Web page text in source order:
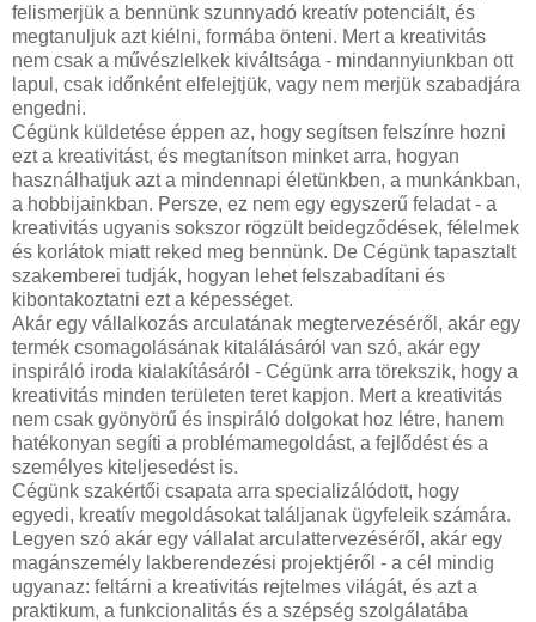
felismerjük a bennünk szunnyadó kreatív potenciált, és
megtanuljuk azt kiélni, formába önteni. Mert a kreativitás
nem csak a művészlelkek kiváltsága - mindannyiunkban ott
lapul, csak időnként elfelejtjük, vagy nem merjük szabadjára
engedni.
Cégünk küldetése éppen az, hogy segítsen felszínre hozni
ezt a kreativitást, és megtanítson minket arra, hogyan
használhatjuk azt a mindennapi életünkben, a munkánkban,
a hobbijainkban. Persze, ez nem egy egyszerű feladat - a
kreativitás ugyanis sokszor rögzült beidegződések, félelmek
és korlátok miatt reked meg bennünk. De Cégünk tapasztalt
szakemberei tudják, hogyan lehet felszabadítani és
kibontakoztatni ezt a képességet.
Akár egy vállalkozás arculatának megtervezéséről, akár egy
termék csomagolásának kitalálásáról van szó, akár egy
inspiráló iroda kialakításáról - Cégünk arra törekszik, hogy a
kreativitás minden területen teret kapjon. Mert a kreativitás
nem csak gyönyörű és inspiráló dolgokat hoz létre, hanem
hatékonyan segíti a problémamegoldást, a fejlődést és a
személyes kiteljesedést is.
Cégünk szakértői csapata arra specializálódott, hogy
egyedi, kreatív megoldásokat találjanak ügyfeleik számára.
Legyen szó akár egy vállalat arculattervezéséről, akár egy
magánszemély lakberendezési projektjéről - a cél mindig
ugyanaz: feltárni a kreativitás rejtelmes világát, és azt a
praktikum, a funkcionalitás és a szépség szolgálatába